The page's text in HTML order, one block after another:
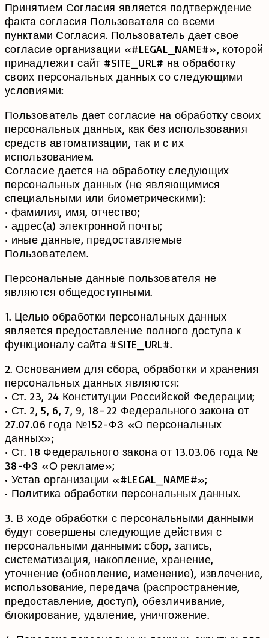
Принятием Согласия является подтверждение
факта согласия Пользователя со всеми
пунктами Согласия. Пользователь дает свое
согласие организации «#LEGAL_NAME#», которой
принадлежит сайт #SITE_URL# на обработку
своих персональных данных со следующими
условиями:
Пользователь дает согласие на обработку своих
персональных данных, как без использования
средств автоматизации, так и с их
использованием.
Согласие дается на обработку следующих
персональных данных (не являющимися
специальными или биометрическими):
• фамилия, имя, отчество;
• адрес(а) электронной почты;
• иные данные, предоставляемые
Пользователем.
Персональные данные пользователя не
являются общедоступными.
1. Целью обработки персональных данных
является предоставление полного доступа к
функционалу сайта #SITE_URL#.
2. Основанием для сбора, обработки и хранения
персональных данных являются:
• Ст. 23, 24 Конституции Российской Федерации;
• Ст. 2, 5, 6, 7, 9, 18–22 Федерального закона от
27.07.06 года №152-ФЗ «О персональных
данных»;
• Ст. 18 Федерального закона от 13.03.06 года №
38-ФЗ «О рекламе»;
• Устав организации «#LEGAL_NAME#»;
• Политика обработки персональных данных.
3. В ходе обработки с персональными данными
будут совершены следующие действия с
персональными данными: сбор, запись,
систематизация, накопление, хранение,
уточнение (обновление, изменение), извлечение,
использование, передача (распространение,
предоставление, доступ), обезличивание,
блокирование, удаление, уничтожение.